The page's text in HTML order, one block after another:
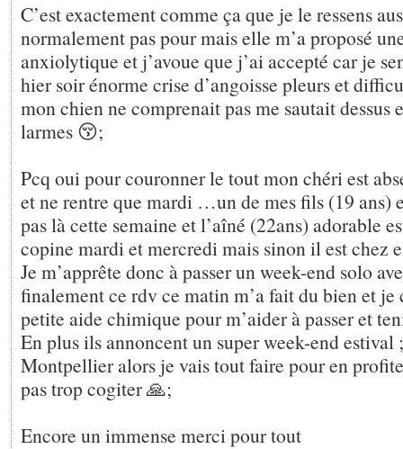
C’est exactement comme ça que je le ressens
normalement pas pour mais elle m’a proposé
anxiolytique et j’avoue que j’ai accepté car je
hier soir énorme crise d’angoisse pleurs et
mon chien ne comprenait pas me sautait dessus
larmes 😚;
Pcq oui pour couronner le tout mon chéri est
et ne rentre que mardi …un de mes fils (19 ans)
pas là cette semaine et l’aîné (22ans) adorable
copine mardi et mercredi mais sinon il est chez
Je m’apprête donc à passer un week-end solo
finalement ce rdv ce matin m’a fait du bien et je
petite aide chimique pour m’aider à passer et
En plus ils annoncent un super week-end estival
Montpellier alors je vais tout faire pour en
pas trop cogiter 🙏;
Encore un immense merci pour tout